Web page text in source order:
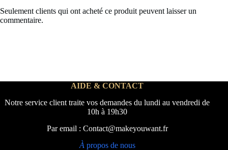
Seulement clients qui ont acheté ce produit peuvent laisser un
commentaire.
AIDE & CONTACT
Notre service client traite vos demandes du lundi au vendredi de
10h à 19h30
Par email : Contact@makeyouwant.fr
À propos de nous